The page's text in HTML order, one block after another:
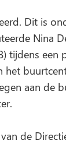
Dit is
Nina
tijdens een
het
aan de
de